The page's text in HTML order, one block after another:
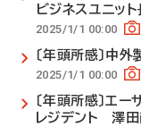
ビジネスユニッ
2025/1/1 00:00
〔年頭所感〕中
2025/1/1 00:00
〔年頭所感〕エ
レジデント 澤